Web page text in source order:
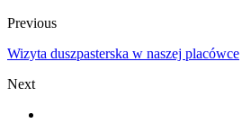
Previous
Wizyta duszpasterska w naszej placówce
Next